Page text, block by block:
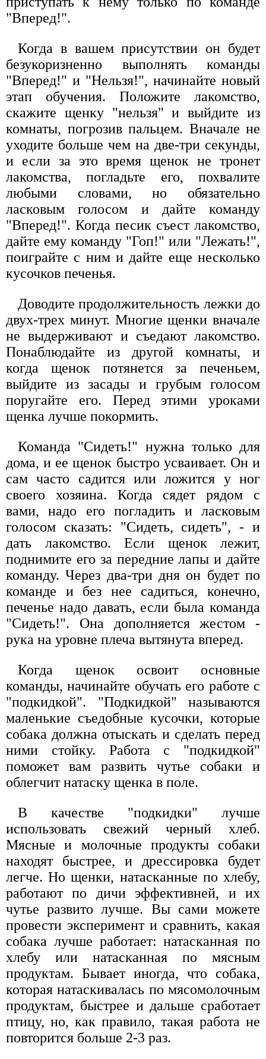
"Вперед!".
Когда в вашем присутствии он будет
безукоризненно выполнять команды
"Вперед!" и "Нельзя!", начинайте новый
этап обучения. Положите лакомство,
скажите щенку "нельзя" и выйдите из
комнаты, погрозив пальцем. Вначале не
уходите больше чем на две-три секунды,
и если за это время щенок не тронет
лакомства, погладьте его, похвалите
любыми словами, но обязательно
ласковым голосом и дайте команду
"Вперед!". Когда песик съест лакомство,
дайте ему команду "Гоп!" или "Лежать!",
поиграйте с ним и дайте еще несколько
кусочков печенья.
Доводите продолжительность лежки до
двух-трех минут. Многие щенки вначале
не выдерживают и съедают лакомство.
Понаблюдайте из другой комнаты, и
когда щенок потянется за печеньем,
выйдите из засады и грубым голосом
поругайте его. Перед этими уроками
щенка лучше покормить.
Команда "Сидеть!" нужна только для
дома, и ее щенок быстро усваивает. Он и
сам часто садится или ложится у ног
своего хозяина. Когда сядет рядом с
вами, надо его погладить и ласковым
голосом сказать: "Сидеть, сидеть", - и
дать лакомство. Если щенок лежит,
поднимите его за передние лапы и дайте
команду. Через два-три дня он будет по
команде и без нее садиться, конечно,
печенье надо давать, если была команда
"Сидеть!". Она дополняется жестом -
рука на уровне плеча вытянута вперед.
Когда щенок освоит основные
команды, начинайте обучать его работе с
"подкидкой". "Подкидкой" называются
маленькие съедобные кусочки, которые
собака должна отыскать и сделать перед
ними стойку. Работа с "подкидкой"
поможет вам развить чутье собаки и
облегчит натаску щенка в поле.
В качестве "подкидки" лучше
использовать свежий черный хлеб.
Мясные и молочные продукты собаки
находят быстрее, и дрессировка будет
легче. Но щенки, натасканные по хлебу,
работают по дичи эффективней, и их
чутье развито лучше. Вы сами можете
провести эксперимент и сравнить, какая
собака лучше работает: натасканная по
хлебу или натасканная по мясным
продуктам. Бывает иногда, что собака,
которая натаскивалась по мясомолочным
продуктам, быстрее и дальше сработает
птицу, но, как правило, такая работа не
повторится больше 2-3 раз.